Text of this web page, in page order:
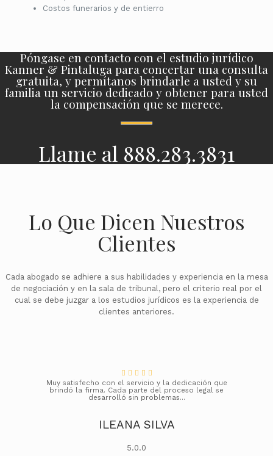
Costos funerarios y de entierro
Póngase en contacto con el estudio jurídico
Kanner & Pintaluga para concertar una consulta
gratuita, y permítanos brindarle a usted y su
familia un servicio dedicado y obtener para usted
la compensación que se merece.
Llame al 888.283.3831
Lo Que Dicen Nuestros
Clientes
Cada abogado se adhiere a sus habilidades y experiencia en la mesa
de negociación y en la sala de tribunal, pero el criterio real por el
cual se debe juzgar a los estudios jurídicos es la experiencia de
clientes anteriores.
Muy satisfecho con el servicio y la dedicación que
brindó la firma. Cada parte del proceso legal se
desarrolló sin problemas...
ILEANA SILVA
5.0.0